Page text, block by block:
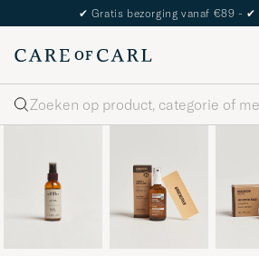
✔ Gratis bezorging vanaf €89 - ✔
Zoeken